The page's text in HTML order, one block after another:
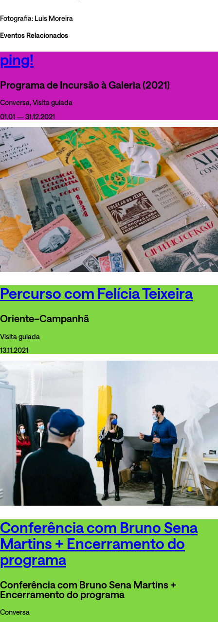
Fotografia: Luis Moreira
Eventos Relacionados
ping!
Programa de Incursão à Galeria (2021)
Conversa, Visita guiada
01.01 — 31.12.2021
Percurso com Felícia Teixeira
Oriente–Campanhã
Visita guiada
13.11.2021
Conferência com Bruno Sena
Martins + Encerramento do
programa
Conferência com Bruno Sena Martins +
Encerramento do programa
Conversa